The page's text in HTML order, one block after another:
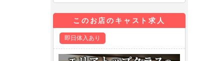
このお店のキャスト求人
即日体入あり